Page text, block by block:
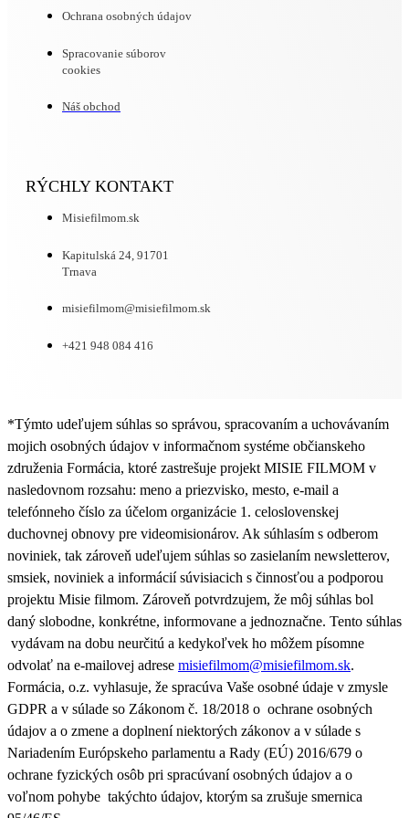
Ochrana osobných údajov
Spracovanie súborov
cookies
Náš obchod
RÝCHLY KONTAKT
Misiefilmom.sk
Kapitulská 24, 91701
Trnava
misiefilmom@misiefilmom.sk
+421 948 084 416
*Týmto udeľujem súhlas so správou, spracovaním a uchovávaním
mojich osobných údajov v informačnom systéme občianskeho
združenia Formácia, ktoré zastrešuje projekt MISIE FILMOM v
nasledovnom rozsahu: meno a priezvisko, mesto, e-mail a
telefónneho číslo za účelom organizácie 1. celoslovenskej
duchovnej obnovy pre videomisionárov. Ak súhlasím s odberom
noviniek, tak zároveň udeľujem súhlas so zasielaním newsletterov,
smsiek, noviniek a informácií súvisiacich s činnosťou a podporou
projektu Misie filmom. Zároveň potvrdzujem, že môj súhlas bol
daný slobodne, konkrétne, informovane a jednoznačne. Tento súhlas
vydávam na dobu neurčitú a kedykoľvek ho môžem písomne
odvolať na e-mailovej adrese misiefilmom@misiefilmom.sk.
Formácia, o.z. vyhlasuje, že spracúva Vaše osobné údaje v zmysle
GDPR a v súlade so Zákonom č. 18/2018 o ochrane osobných
údajov a o zmene a doplnení niektorých zákonov a v súlade s
Nariadením Európskeho parlamentu a Rady (EÚ) 2016/679 o
ochrane fyzických osôb pri spracúvaní osobných údajov a o
voľnom pohybe takýchto údajov, ktorým sa zrušuje smernica